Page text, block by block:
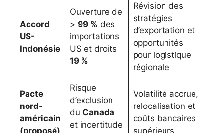
Accord
US-
Indonésie
Ouverture de
> 99 % des
importations
US et droits
19 %
Révision des
stratégies
d’exportation et
opportunités
pour logistique
régionale
Pacte
nord-
américain
(proposé)
Risque
d’exclusion
du Canada
et incertitude
Volatilité accrue,
relocalisation et
coûts bancaires
supérieurs